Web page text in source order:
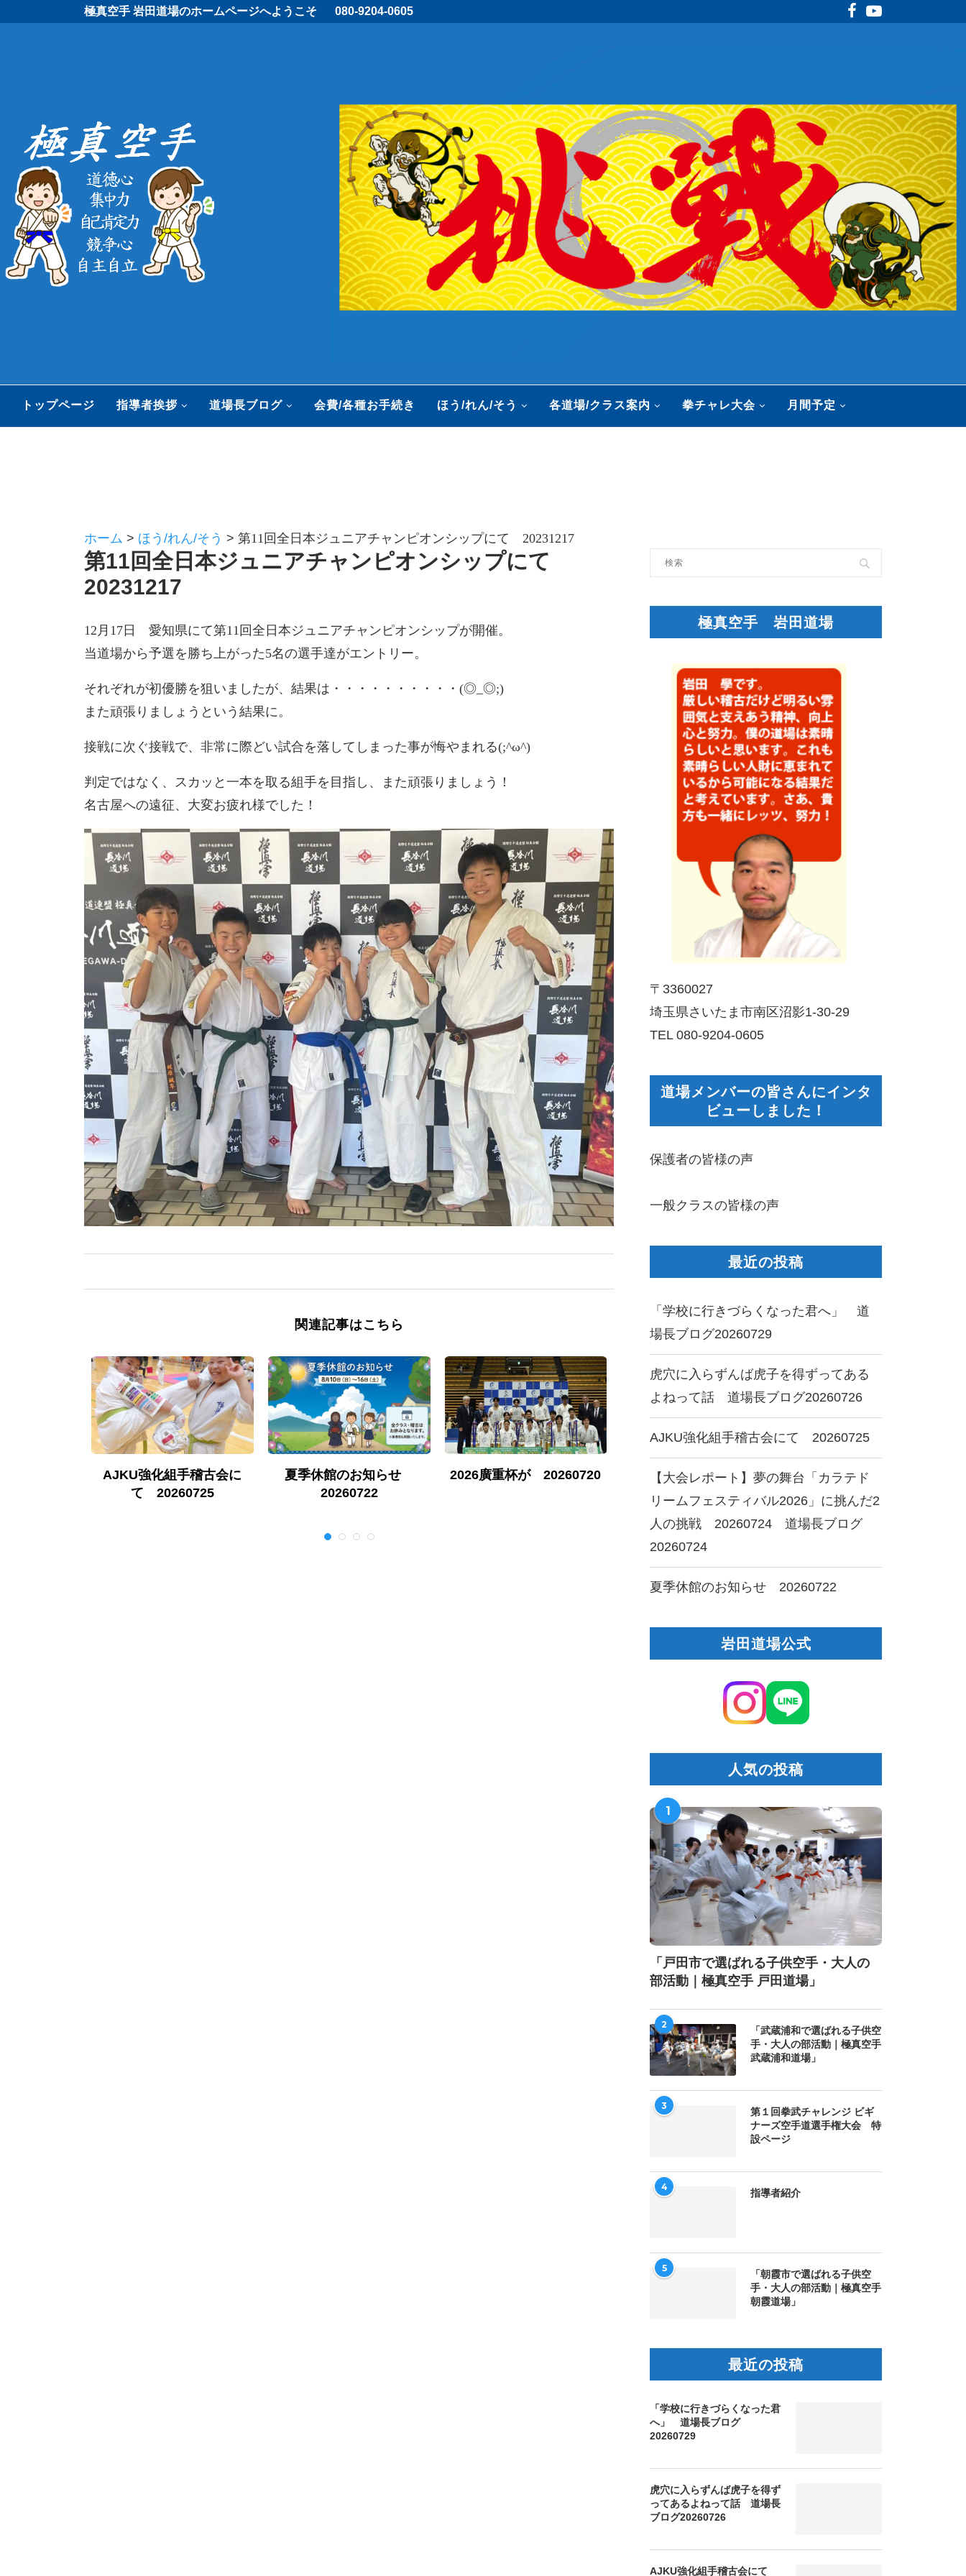
極真空手 岩田道場のホームページへようこそ 080-9204-0605
トップページ 指導者挨拶 道場長ブログ 会費/各種お手続き ほう/れん/そう 各道場/クラス案内 拳チャレ大会 月間予定
ホーム > ほう/れん/そう > 第11回全日本ジュニアチャンピオンシップにて 20231217
第11回全日本ジュニアチャンピオンシップにて
20231217
12月17日 愛知県にて第11回全日本ジュニアチャンピオンシップが開催。
当道場から予選を勝ち上がった5名の選手達がエントリー。
それぞれが初優勝を狙いましたが、結果は・・・・・・・・・・(◎_◎;)
また頑張りましょうという結果に。
接戦に次ぐ接戦で、非常に際どい試合を落してしまった事が悔やまれる(;^ω^)
判定ではなく、スカッと一本を取る組手を目指し、また頑張りましょう！
名古屋への遠征、大変お疲れ様でした！
関連記事はこちら
AJKU強化組手稽古会に
て 20260725
夏季休館のお知らせ
20260722
2026廣重杯が 20260720
勇士會館 東京都選抜大会
2026にて 20260712
2026 全日本少年少女極真空
手道選手権大会で
20260711
極真空手 岩田道場
〒3360027
埼玉県さいたま市南区沼影1-30-29
TEL 080-9204-0605
道場メンバーの皆さんにインタ
ビューしました！
保護者の皆様の声
一般クラスの皆様の声
最近の投稿
「学校に行きづらくなった君へ」 道
場長ブログ20260729
虎穴に入らずんば虎子を得ずってある
よねって話 道場長ブログ20260726
AJKU強化組手稽古会にて 20260725
【大会レポート】夢の舞台「カラテド
リームフェスティバル2026」に挑んだ2
人の挑戦 20260724 道場長ブログ
20260724
夏季休館のお知らせ 20260722
岩田道場公式
人気の投稿
1
「戸田市で選ばれる子供空手・大人の
部活動｜極真空手 戸田道場」
2
「武蔵浦和で選ばれる子供空
手・大人の部活動｜極真空手
武蔵浦和道場」
3
第１回拳武チャレンジ ビギ
ナーズ空手道選手権大会 特
設ページ
4
指導者紹介
5
「朝霞市で選ばれる子供空
手・大人の部活動｜極真空手
朝霞道場」
最近の投稿
「学校に行きづらくなった君
へ」 道場長ブログ
20260729
虎穴に入らずんば虎子を得ず
ってあるよねって話 道場長
ブログ20260726
AJKU強化組手稽古会にて